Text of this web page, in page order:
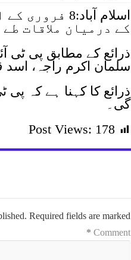
اسلام
کے درمیان ملاقات
ذرائع کے مطابق پی ٹی
سلمان اکرم راجہ، اسد
گی۔
Post Views: 178
Required fields are marked
Comment
*